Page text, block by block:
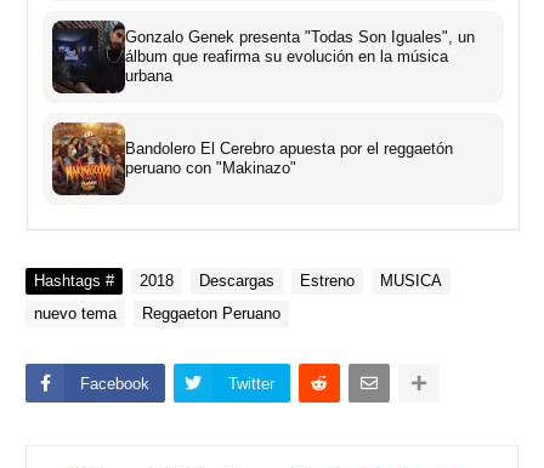
Gonzalo Genek presenta "Todas Son Iguales", un
álbum que reafirma su evolución en la música
urbana
Bandolero El Cerebro apuesta por el reggaetón
peruano con "Makinazo"
Hashtags # 2018 Descargas Estreno
MUSICA
nuevo tema
Reggaeton Peruano
Facebook Twitter